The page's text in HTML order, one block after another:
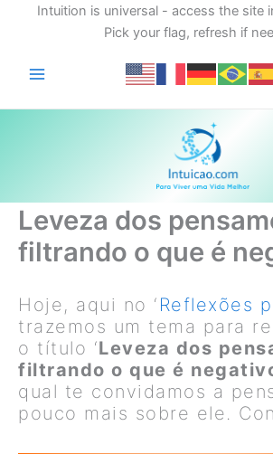
Intuition is universal - access the site
Pick your flag, refresh if
Leveza dos
filtrando o que é
Hoje, aqui no ‘ Reflexões
trazemos um tema para
o título ‘Leveza dos
filtrando o que é
qual te convidamos a
pouco mais sobre ele.